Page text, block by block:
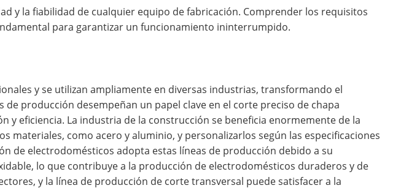
y la fiabilidad de cualquier equipo de fabricación. Comprender los requisitos
para garantizar un funcionamiento ininterrumpido.
y se utilizan ampliamente en diversas industrias, transformando el
producción desempeñan un papel clave en el corte preciso de chapa
eficiencia. La industria de la construcción se beneficia enormemente de la
como acero y aluminio, y personalizarlos según las especificaciones
de electrodomésticos adopta estas líneas de producción debido a su
lo que contribuye a la producción de electrodomésticos duraderos y de
y la línea de producción de corte transversal puede satisfacer a la